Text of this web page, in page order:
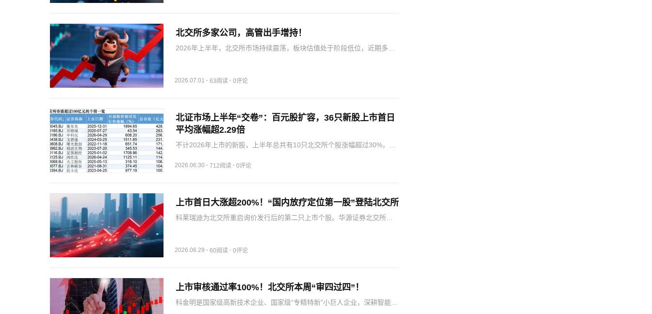
北交所多家公司，高管出手增持！
2026年上半年，北交所市场持续震荡，板块估值处于阶段低位，近期多家
秘书张伟…
2026.07.01 · 63阅读 · 0评论
北证市场上半年“交卷”：百元股扩容，36只新股上市首日
平均涨幅超2.29倍
不计2026年上市的新股，上半年总共有10只北交所个股涨幅超过30%，其
亿能电力、海达尔上半年涨幅也超过50%。流动性提升有望提振整个北证
2026.06.30 · 712阅读 · 0评论
上市首日大涨超200%！“国内放疗定位第一股”登陆北交所
科莱瑞迪为北交所重启询价发行后的第二只上市个股。华源证券北交所团
价有效性与资源配…
2026.06.29 · 60阅读 · 0评论
上市审核通过率100%！北交所本周“审四过四”！
科金明是国家级高新技术企业、国家级“专精特新”小巨人企业，深耕智能视